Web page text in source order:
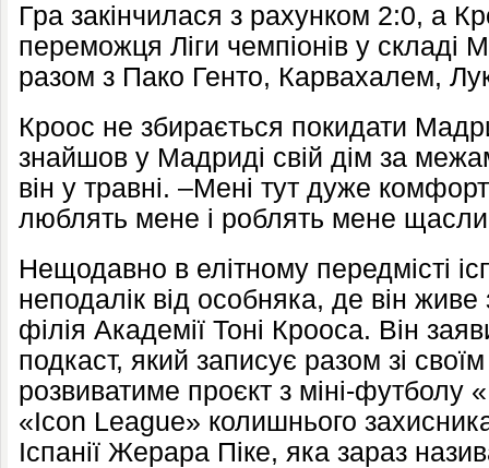
Гра закінчилася з рахунком 2:0, а
переможця Ліги чемпіонів у складі
разом з Пако Генто, Карвахалем,
Кроос не збирається покидати
знайшов у Мадриді свій дім за
він у травні. –Мені тут дуже
люблять мене і роблять мене
Нещодавно в елітному передмісті
неподалік від особняка, де він
філія Академії Тоні Крооса. Він
подкаст, який записує разом зі
розвиватиме проєкт з міні-
«Icon League» колишнього
Іспанії Жерара Піке, яка зараз